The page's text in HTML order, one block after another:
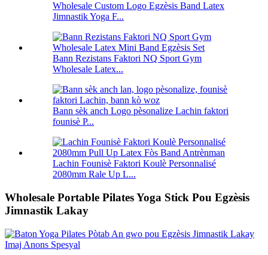
Wholesale Custom Logo Egzèsis Band Latex
Jimnastik Yoga F...
Bann Rezistans Faktori NQ Sport Gym
Wholesale Latex...
Bann sèk anch Logo pèsonalize Lachin faktori
founisè P...
Lachin Founisè Faktori Koulè Personnalisé
2080mm Rale Up L...
Wholesale Portable Pilates Yoga Stick Pou Egzèsis
Jimnastik Lakay